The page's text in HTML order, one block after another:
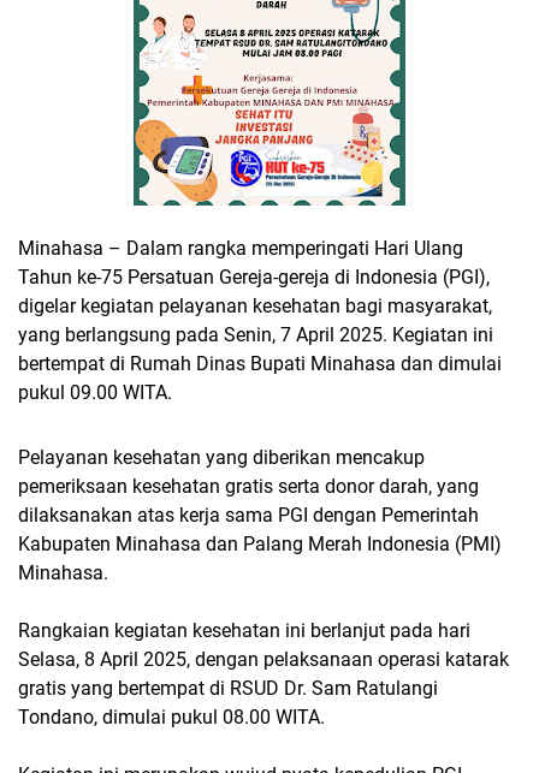
Minahasa – Dalam rangka memperingati Hari Ulang
Tahun ke-75 Persatuan Gereja-gereja di Indonesia (PGI),
digelar kegiatan pelayanan kesehatan bagi masyarakat,
yang berlangsung pada Senin, 7 April 2025. Kegiatan ini
bertempat di Rumah Dinas Bupati Minahasa dan dimulai
pukul 09.00 WITA.
Pelayanan kesehatan yang diberikan mencakup
pemeriksaan kesehatan gratis serta donor darah, yang
dilaksanakan atas kerja sama PGI dengan Pemerintah
Kabupaten Minahasa dan Palang Merah Indonesia (PMI)
Minahasa.
Rangkaian kegiatan kesehatan ini berlanjut pada hari
Selasa, 8 April 2025, dengan pelaksanaan operasi katarak
gratis yang bertempat di RSUD Dr. Sam Ratulangi
Tondano, dimulai pukul 08.00 WITA.